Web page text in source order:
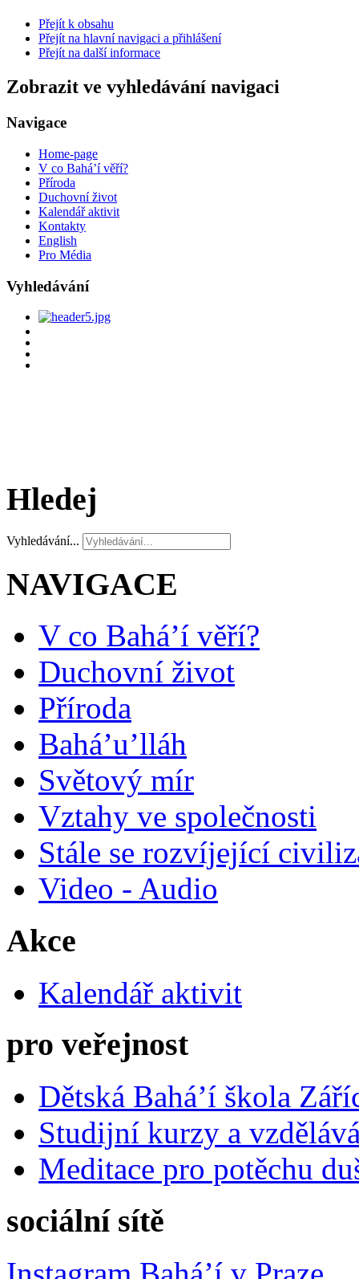
Přejít k obsahu
Přejít na hlavní navigaci a přihlášení
Přejít na další informace
Zobrazit ve vyhledávání navigaci
Navigace
Home-page
V co Bahá’í věří?
Příroda
Duchovní život
Kalendář aktivit
Kontakty
English
Pro Média
Vyhledávání
Hledej
Vyhledávání...
NAVIGACE
V co Bahá’í věří?
Duchovní život
Příroda
Bahá’u’lláh
Světový mír
Vztahy ve společnosti
Stále se rozvíjející
Video - Audio
Akce
Kalendář aktivit
pro veřejnost
Dětská Bahá’í škola
Studijní kurzy a
Meditace pro potěchu
sociální sítě